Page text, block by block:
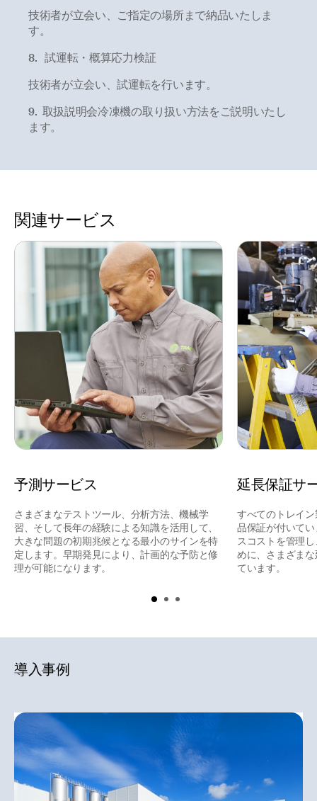
技術者が立会い、ご指定の場所まで納品いたしま
す。
8. 試運転・概算応力検証
技術者が立会い、試運転を行います。
9. 取扱説明会冷凍機の取り扱い方法をご説明いたし
ます。
関連サービス
予測サービス
さまざまなテストツール、分析方法、機械学
習、そして長年の経験による知識を活用して、
大きな問題の初期兆候となる最小のサインを特
定します。早期発見により、計画的な予防と修
理が可能になります。
延長保証サ
すべてのトレイ
品保証が付いて
スコストを管理
めに、さまざま
ています。
導入事例